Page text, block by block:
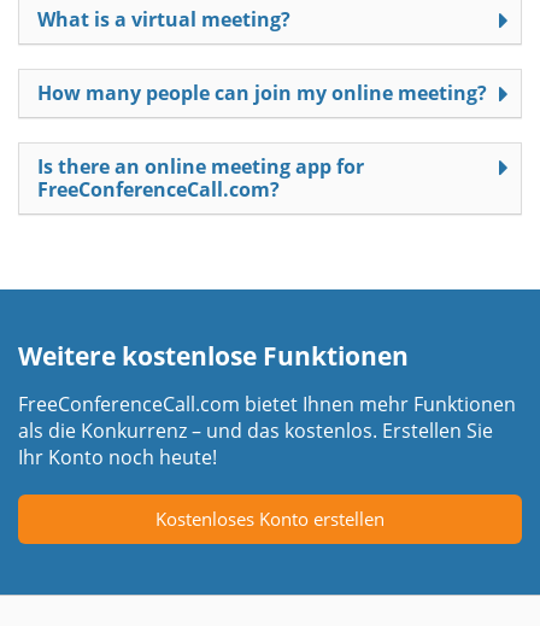
What is a virtual meeting?
How many people can join my online meeting?
Is there an online meeting app for
FreeConferenceCall.com?
Weitere kostenlose Funktionen
FreeConferenceCall.com bietet Ihnen mehr Funktionen
als die Konkurrenz – und das kostenlos. Erstellen Sie
Ihr Konto noch heute!
Kostenloses Konto erstellen